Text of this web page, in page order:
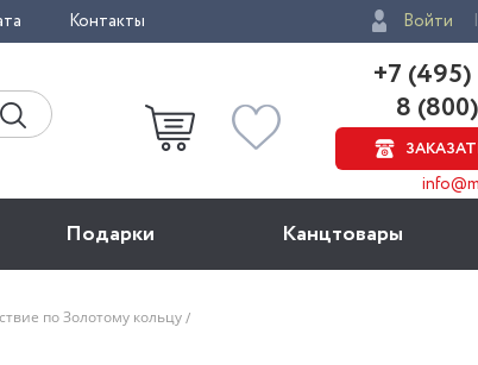
Контакты Войти
+7
8
Подарки Канцтовары
по Золотому кольцу